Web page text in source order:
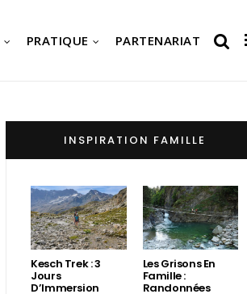
PRATIQUE PARTENARIAT
INSPIRATION FAMILLE
Kesch Trek : 3
Jours
D’Immersion
Les Grisons En
Famille :
Randonnées